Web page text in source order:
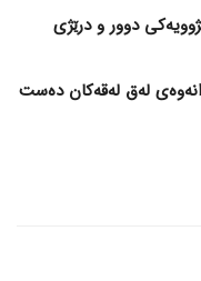
دوور و درێژی
لەق لەقەکان دەست